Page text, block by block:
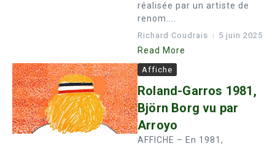
réalisée par un artiste de
renom....
Richard Coudrais 5 juin 2025
Read More
Affiche
Roland-Garros 1981,
Björn Borg vu par
Arroyo
AFFICHE – En 1981,